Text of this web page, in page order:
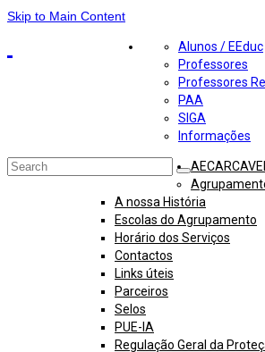
Skip to Main Content
Alunos / EEduc
Professores
Professores
PAA
SIGA
Informações
Search
A nossa História
Escolas do Agrupamento
Horário dos Serviços
Contactos
Links úteis
Parceiros
Selos
PUE-IA
Regulação Geral da